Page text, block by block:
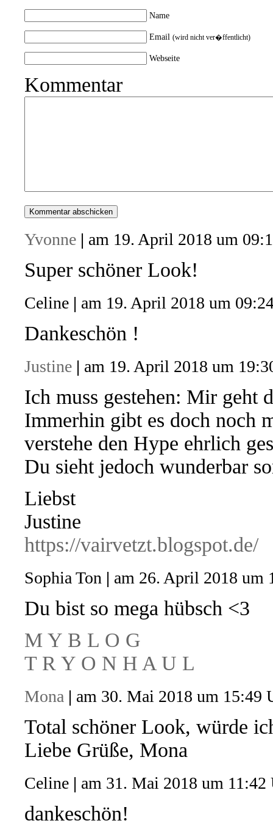
Name
Email (wird nicht ver�ffentlicht)
Webseite
Kommentar
Yvonne | am 19. April 2018 um
Super schöner Look!
Celine | am 19. April 2018 um
Dankeschön !
Justine | am 19. April 2018 um
Ich muss gestehen: Mir geht
Immerhin gibt es doch noch
verstehe den Hype ehrlich
Du sieht jedoch wunderbar
Liebst
Justine
https://vairvetzt.blogspot.de/
Sophia Ton | am 26. April 2018 um
Du bist so mega hübsch <3
M Y B L O G
T R Y O N H A U L
Mona | am 30. Mai 2018 um 15:49
Total schöner Look, würde
Liebe Grüße, Mona
Celine | am 31. Mai 2018 um 11:42
dankeschön!